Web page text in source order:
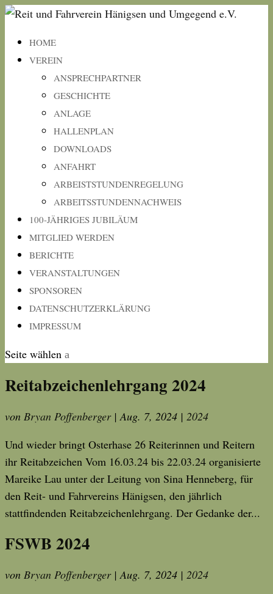
HOME
VEREIN
ANSPRECHPARTNER
GESCHICHTE
ANLAGE
HALLENPLAN
DOWNLOADS
ANFAHRT
ARBEISTSTUNDENREGELUNG
ARBEITSSTUNDENNACHWEIS
100-JÄHRIGES JUBILÄUM
MITGLIED WERDEN
BERICHTE
VERANSTALTUNGEN
SPONSOREN
DATENSCHUTZERKLÄRUNG
IMPRESSUM
Seite wählen
Reitabzeichenlehrgang 2024
von Bryan Poffenberger|Aug. 7, 2024 | 2024
Und wieder bringt Osterhase 26 Reiterinnen und Reitern
ihr Reitabzeichen Vom 16.03.24 bis 22.03.24 organisierte
Mareike Lau unter der Leitung von Sina Henneberg, für
den Reit- und Fahrvereins Hänigsen, den jährlich
stattfindenden Reitabzeichenlehrgang. Der Gedanke der...
FSWB 2024
von Bryan Poffenberger| Aug. 7, 2024 | 2024